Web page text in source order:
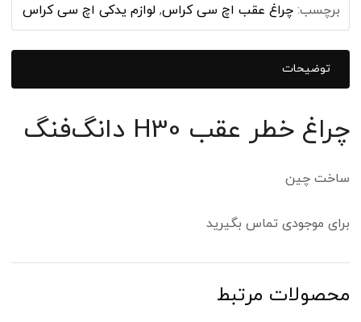
برچسب: چراغ عقب اچ سی کراس, لوازم یدکی اچ سی کراس
توضیحات
چراغ خطر عقب H30 دانگ‌فنگ
ساخت چین
برای موجودی تماس بگیرید
محصولات مرتبط